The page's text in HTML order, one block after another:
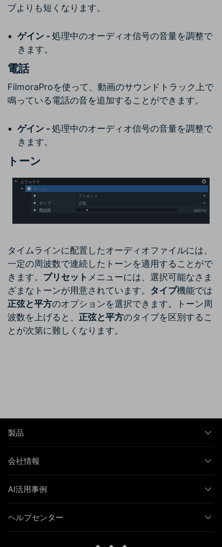
ブよりも短くなります。
ゲイン -処理中のオーディオ信号の音量を調整で
きます。
電話
FilmoraProを使って、動画のサウンドトラック上で
鳴っている電話の音を追加することができます。
ゲイン -処理中のオーディオ信号の音量を調整で
きます。
トーン
タイムラインに配置したオーディオファイルには、
一定の周波数で連続したトーンを適用することがで
きます。 プリセット メニューには、選択可能なさま
ざまなトーンが用意されています。 タイプ機能では
正弦と平方のオプションを選択できます。トーン周
波数を上げると、 正弦と平方のタイプを区別するこ
とが次第に難しくなります。
製品
会社情報
AI活用事例
ヘルプセンター